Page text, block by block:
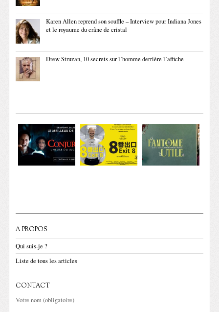
Karen Allen reprend son souffle – Interview pour Indiana Jones
et le royaume du crâne de cristal
Drew Struzan, 10 secrets sur l’homme derrière l’affiche
A PROPOS
Qui suis-je ?
Liste de tous les articles
CONTACT
Votre nom (obligatoire)